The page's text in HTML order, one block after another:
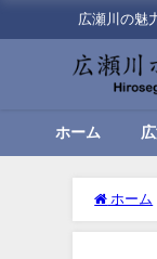
広瀬川の魅
ホーム
ホーム
01:00